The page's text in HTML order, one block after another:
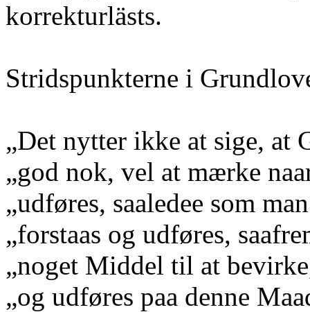
korrekturlästs.
Stridspunkterne i
„Det nytter ikke at sige, at
„god nok, vel at mærke
„udføres, saaledee som
„forstaas og udføres,
„noget Middel til at
„og udføres paa denne